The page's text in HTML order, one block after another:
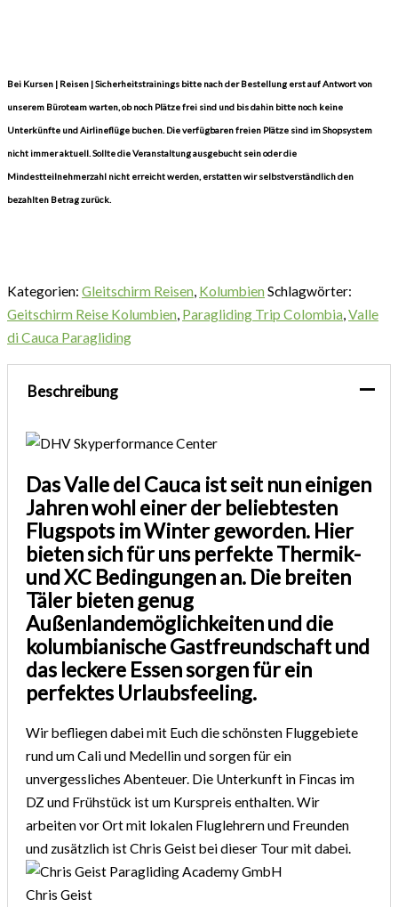
Bei Kursen | Reisen | Sicherheitstrainings bitte nach der Bestellung erst auf Antwort von
unserem Büroteam warten, ob noch Plätze frei sind und bis dahin bitte noch keine
Unterkünfte und Airlineflüge buchen. Die verfügbaren freien Plätze sind im Shopsystem
nicht immer aktuell. Sollte die Veranstaltung ausgebucht sein oder die
Mindestteilnehmerzahl nicht erreicht werden, erstatten wir selbstverständlich den
bezahlten Betrag zurück.
Kategorien: Gleitschirm Reisen, Kolumbien Schlagwörter:
Geitschirm Reise Kolumbien, Paragliding Trip Colombia,Valle
di Cauca Paragliding
Beschreibung
Das Valle del Cauca ist seit nun einigen
Jahren wohl einer der beliebtesten
Flugspots im Winter geworden. Hier
bieten sich für uns perfekte Thermik-
und XC Bedingungen an. Die breiten
Täler bieten genug
Außenlandemöglichkeiten und die
kolumbianische Gastfreundschaft und
das leckere Essen sorgen für ein
perfektes Urlaubsfeeling.
Wir befliegen dabei mit Euch die schönsten Fluggebiete
rund um Cali und Medellin und sorgen für ein
unvergessliches Abenteuer. Die Unterkunft in Fincas im
DZ und Frühstück ist um Kurspreis enthalten. Wir
arbeiten vor Ort mit lokalen Fluglehrern und Freunden
und zusätzlich ist Chris Geist bei dieser Tour mit dabei.
Chris Geist